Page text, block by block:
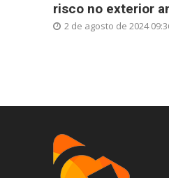
risco no exterior
2 de agosto de 2024